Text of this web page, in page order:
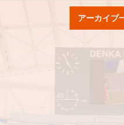
アーカイブ